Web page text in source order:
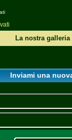
La nostra galleria
Inviami una